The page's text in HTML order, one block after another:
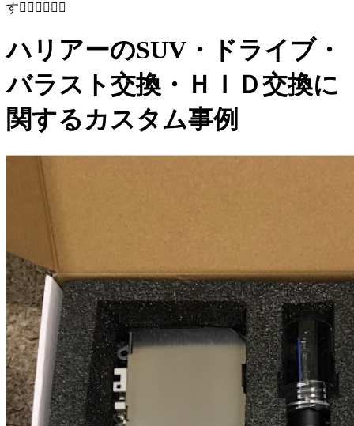
す🙇‍♂️🙇‍♂️🙇‍♂️
ハリアーのSUV・ドライブ・
バラスト交換・ＨＩＤ交換に
関するカスタム事例